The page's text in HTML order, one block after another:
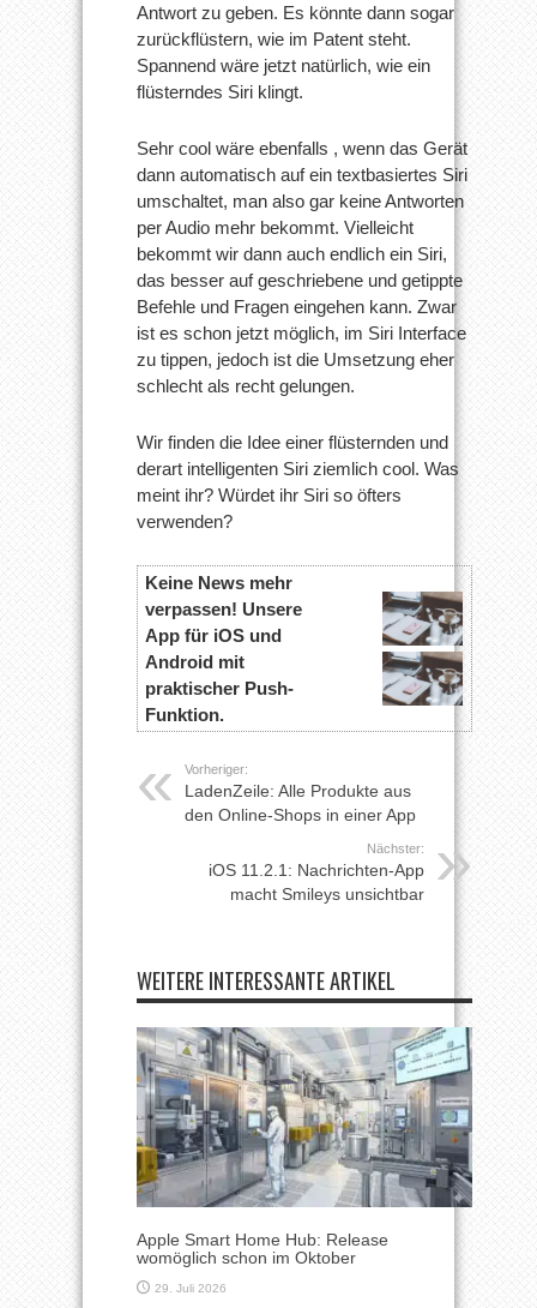
Antwort zu geben. Es könnte dann sogar
zurückflüstern, wie im Patent steht.
Spannend wäre jetzt natürlich, wie ein
flüsterndes Siri klingt.
Sehr cool wäre ebenfalls , wenn das Gerät
dann automatisch auf ein textbasiertes Siri
umschaltet, man also gar keine Antworten
per Audio mehr bekommt. Vielleicht
bekommt wir dann auch endlich ein Siri,
das besser auf geschriebene und getippte
Befehle und Fragen eingehen kann. Zwar
ist es schon jetzt möglich, im Siri Interface
zu tippen, jedoch ist die Umsetzung eher
schlecht als recht gelungen.
Wir finden die Idee einer flüsternden und
derart intelligenten Siri ziemlich cool. Was
meint ihr? Würdet ihr Siri so öfters
verwenden?
Keine News mehr
verpassen! Unsere
App für iOS und
Android mit
praktischer Push-
Funktion.
Vorheriger:
LadenZeile: Alle Produkte aus
den Online-Shops in einer App
Nächster:
iOS 11.2.1: Nachrichten-App
macht Smileys unsichtbar
WEITERE INTERESSANTE ARTIKEL
Apple Smart Home Hub: Release
womöglich schon im Oktober
29. Juli 2026